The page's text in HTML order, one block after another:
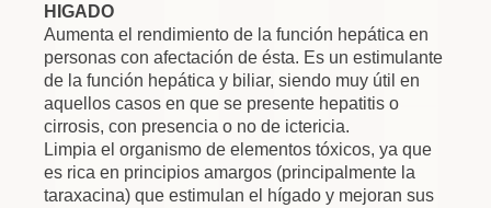
HIGADO
Aumenta el rendimiento de la función hepática en
personas con afectación de ésta. Es un estimulante
de la función hepática y biliar, siendo muy útil en
aquellos casos en que se presente hepatitis o
cirrosis, con presencia o no de ictericia.
Limpia el organismo de elementos tóxicos, ya que
es rica en principios amargos (principalmente la
taraxacina) que estimulan el hígado y mejoran sus